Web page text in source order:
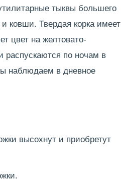
тыквы большего
ковши. Твердая корка имеет
цвет на желтовато-
распускаются по ночам в
наблюдаем в дневное
высохнут и приобретут